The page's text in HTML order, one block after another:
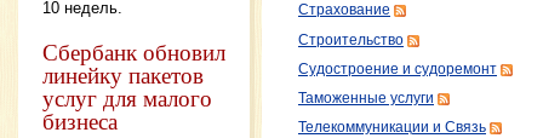
10 недель.
Сбербанк обновил
линейку пакетов
услуг для малого
бизнеса
Страхование
Строительство
Судостроение и судоремонт
Таможенные услуги
Телекоммуникации и Связь